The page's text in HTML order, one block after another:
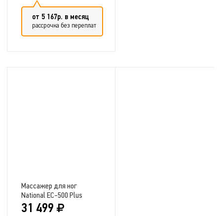
от 5 167р. в месяц
рассрочка без переплат
Массажер для ног
National EC-500 Plus
31 499